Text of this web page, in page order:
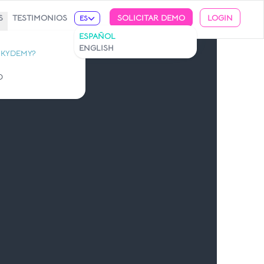
TESTIMONIOS ES
ESPAÑOL
ENGLISH
SOLICITAR DEMO LOGIN